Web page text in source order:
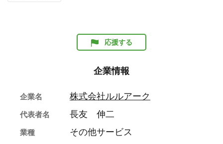
応援する
企業情報
企業名 株式会社ルルアーク
代表者名 長友 伸二
業種 その他サービス